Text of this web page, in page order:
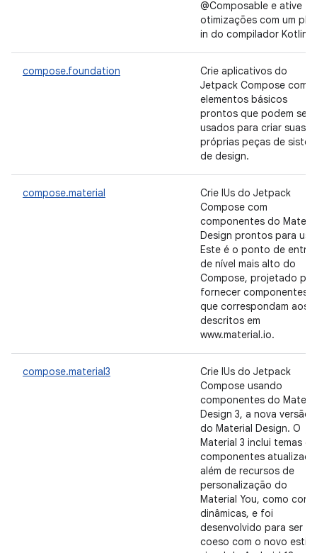
@Composable e ative
otimizações com um
in do compilador Kotlin.
compose.foundation
Crie aplicativos do
Jetpack Compose com
elementos básicos
prontos que podem ser
usados para criar suas
próprias peças de
de design.
compose.material
Crie IUs do Jetpack
Compose com
componentes do
Design prontos para
Este é o ponto de
de nível mais alto do
Compose, projetado
fornecer componentes
que correspondam aos
descritos em
www.material.io.
compose.material3
Crie IUs do Jetpack
Compose usando
componentes do
Design 3, a nova versão
do Material Design. O
Material 3 inclui temas e
componentes
além de recursos de
personalização do
Material You, como cores
dinâmicas, e foi
desenvolvido para ser
coeso com o novo estilo